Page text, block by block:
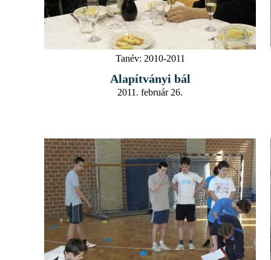
Tanév: 2010-2011
Alapítványi bál
2011. február 26.